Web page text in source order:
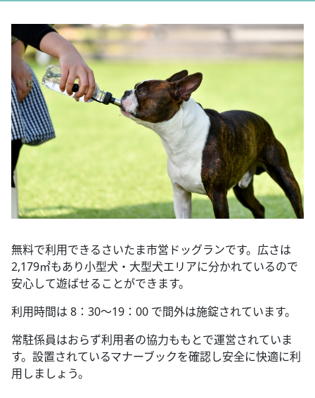
無料で利用できるさいたま市営ドッグランです。広さは
2,179㎡もあり小型犬・大型犬エリアに分かれているので
安心して遊ばせることができます。
利用時間は 8：30〜19：00 で間外は施錠されています。
常駐係員はおらず利用者の協力ももとで運営されていま
す。設置されているマナーブックを確認し安全に快適に利
用しましょう。